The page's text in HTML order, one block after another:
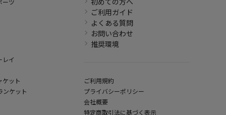
ーツ
レイ
ケット
ンケット
ご利用ガイド
よくある質問
お問い合わせ
推奨環境
ご利用規約
プライバシーポリシー
会社概要
特定商取引法に基づく表示